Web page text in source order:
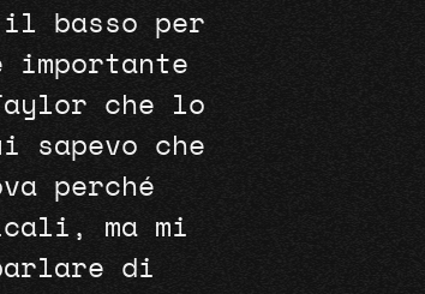
il basso per
importante
che lo
sapevo che
perché
ma mi
di